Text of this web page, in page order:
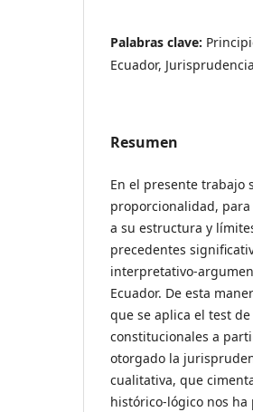
Palabras clave:
Ecuador,
Resumen
En el presente trabajo
proporcionalidad,
a su estructura y
precedentes
interpretativo-
Ecuador. De esta
que se aplica el test
constitucionales a
otorgado la
cualitativa, que
histórico-lógico nos